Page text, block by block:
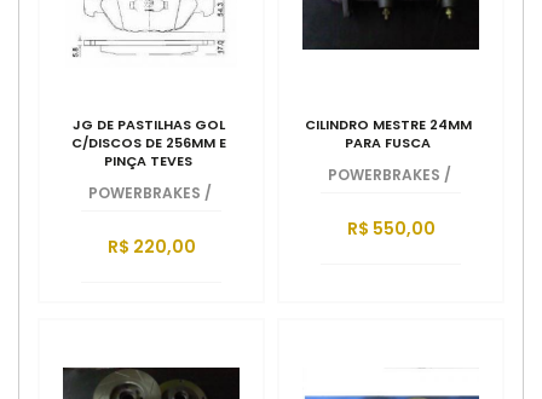
JG DE PASTILHAS GOL
C/DISCOS DE 256MM E
PINÇA TEVES
POWERBRAKES /
R$ 220,00
CILINDRO MESTRE 24MM
PARA FUSCA
POWERBRAKES /
R$ 550,00